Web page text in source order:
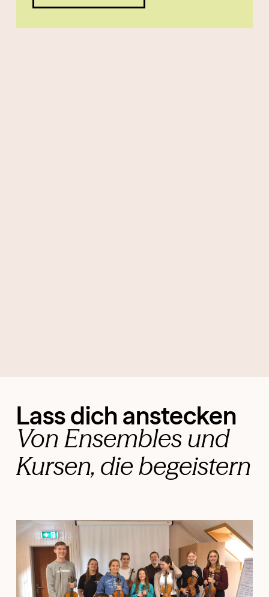
Lass dich anstecken
Von Ensembles und
Kursen, die begeistern